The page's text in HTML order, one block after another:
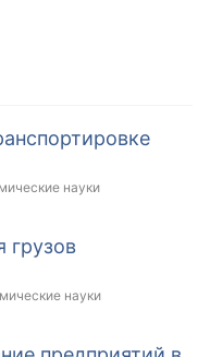
науки
грузов
науки